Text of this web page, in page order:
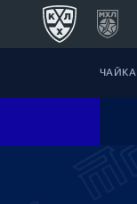
ЧАЙКА